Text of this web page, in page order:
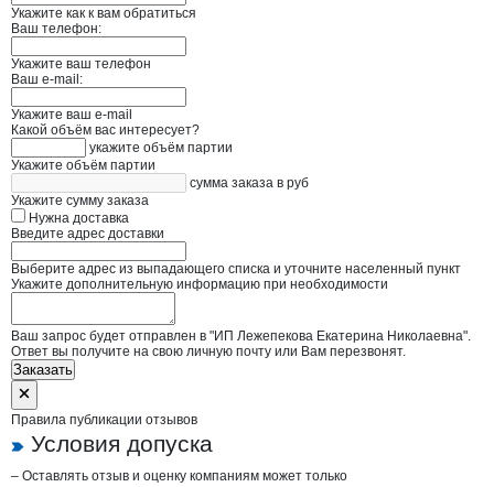
Укажите как к вам обратиться
Ваш телефон:
Укажите ваш телефон
Ваш e-mail:
Укажите ваш e-mail
Какой объём вас интересует?
укажите объём партии
Укажите объём партии
сумма заказа в руб
Укажите сумму заказа
Нужна доставка
Введите адрес доставки
Выберите адрес из выпадающего списка и уточните населенный пункт
Укажите дополнительную информацию при необходимости
Ваш запрос будет отправлен в "ИП Лежепекова Екатерина Николаевна".
Ответ вы получите на свою личную почту или Вам перезвонят.
Заказать
Правила публикации отзывов
Условия допуска
– Оставлять отзыв и оценку компаниям может только